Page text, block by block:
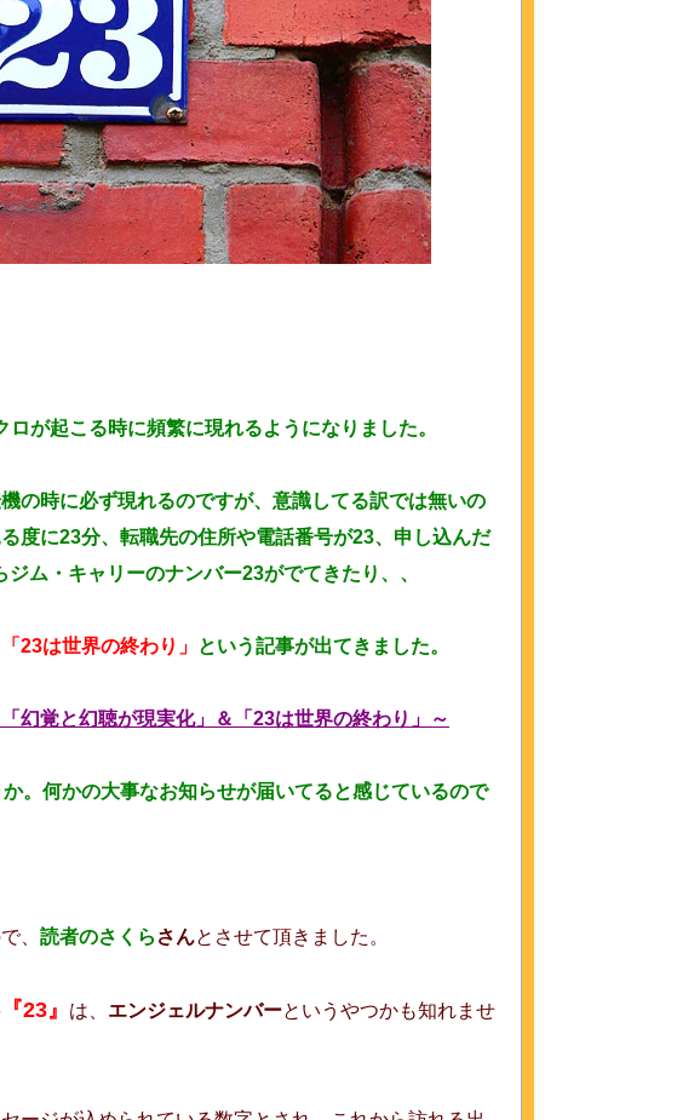
ロが起こる時に頻繁に現れるようになりました。
の時に必ず現れるのですが、意識してる訳では無いの
度に23分、転職先の住所や電話番号が23、申し込んだ
ム・キャリーのナンバー23がでてきたり、、
「23は世界の終わり」 という記事が出てきました。
幻覚と幻聴が現実化」＆「23は世界の終わり」～
。 何かの大事なお知らせが届いてると感じているので
、 読者のさくら さんとさせて頂きました。
『23』 は、 エンジェルナンバーというやつかも知れませ